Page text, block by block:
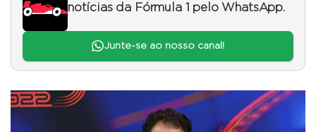
notícias da Fórmula 1 pelo WhatsApp.
Junte-se ao nosso canal!